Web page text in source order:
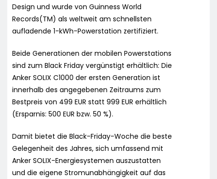
Design und wurde von Guinness World
Records(TM) als weltweit am schnellsten
aufladende 1-kWh-Powerstation zertifiziert.
Beide Generationen der mobilen Powerstations
sind zum Black Friday vergünstigt erhältlich: Die
Anker SOLIX C1000 der ersten Generation ist
innerhalb des angegebenen Zeitraums zum
Bestpreis von 499 EUR statt 999 EUR erhältlich
(Ersparnis: 500 EUR bzw. 50 %).
Damit bietet die Black-Friday-Woche die beste
Gelegenheit des Jahres, sich umfassend mit
Anker SOLIX-Energiesystemen auszustatten
und die eigene Stromunabhängigkeit auf das